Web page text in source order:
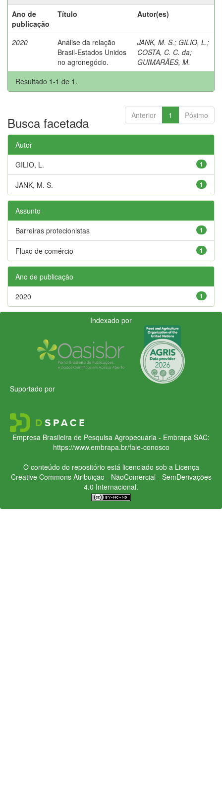
Ano de
publicação
Título Autor(es)
2020
Análise da relação
Brasil-Estados Unidos
no agronegócio.
JANK, M. S.; GILIO, L.;
COSTA, C. C. da;
GUIMARÃES, M.
Resultado 1-1 de 1.
Anterior 1 Póximo
Busca facetada
Autor
1
GILIO, L.
1
JANK, M. S.
Assunto
1
Barreiras protecionistas
1
Fluxo de comércio
Ano de publicação
1
2020
Indexado por
Suportado por
Empresa Brasileira de Pesquisa Agropecuária - Embrapa SAC:
https://www.embrapa.br/fale-conosco
O conteúdo do repositório está licenciado sob a Licença
Creative CommonsAtribuição - NãoComercial - SemDerivações
4.0 Internacional.